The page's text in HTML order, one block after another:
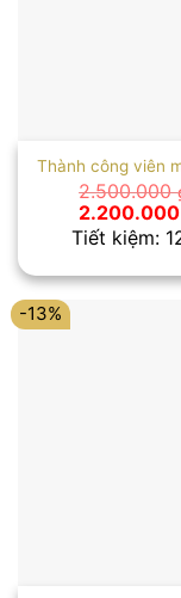
Thành công viên
2.500.000
Giá
gốc
là:
2.200.000
Tiết kiệm:
-13%